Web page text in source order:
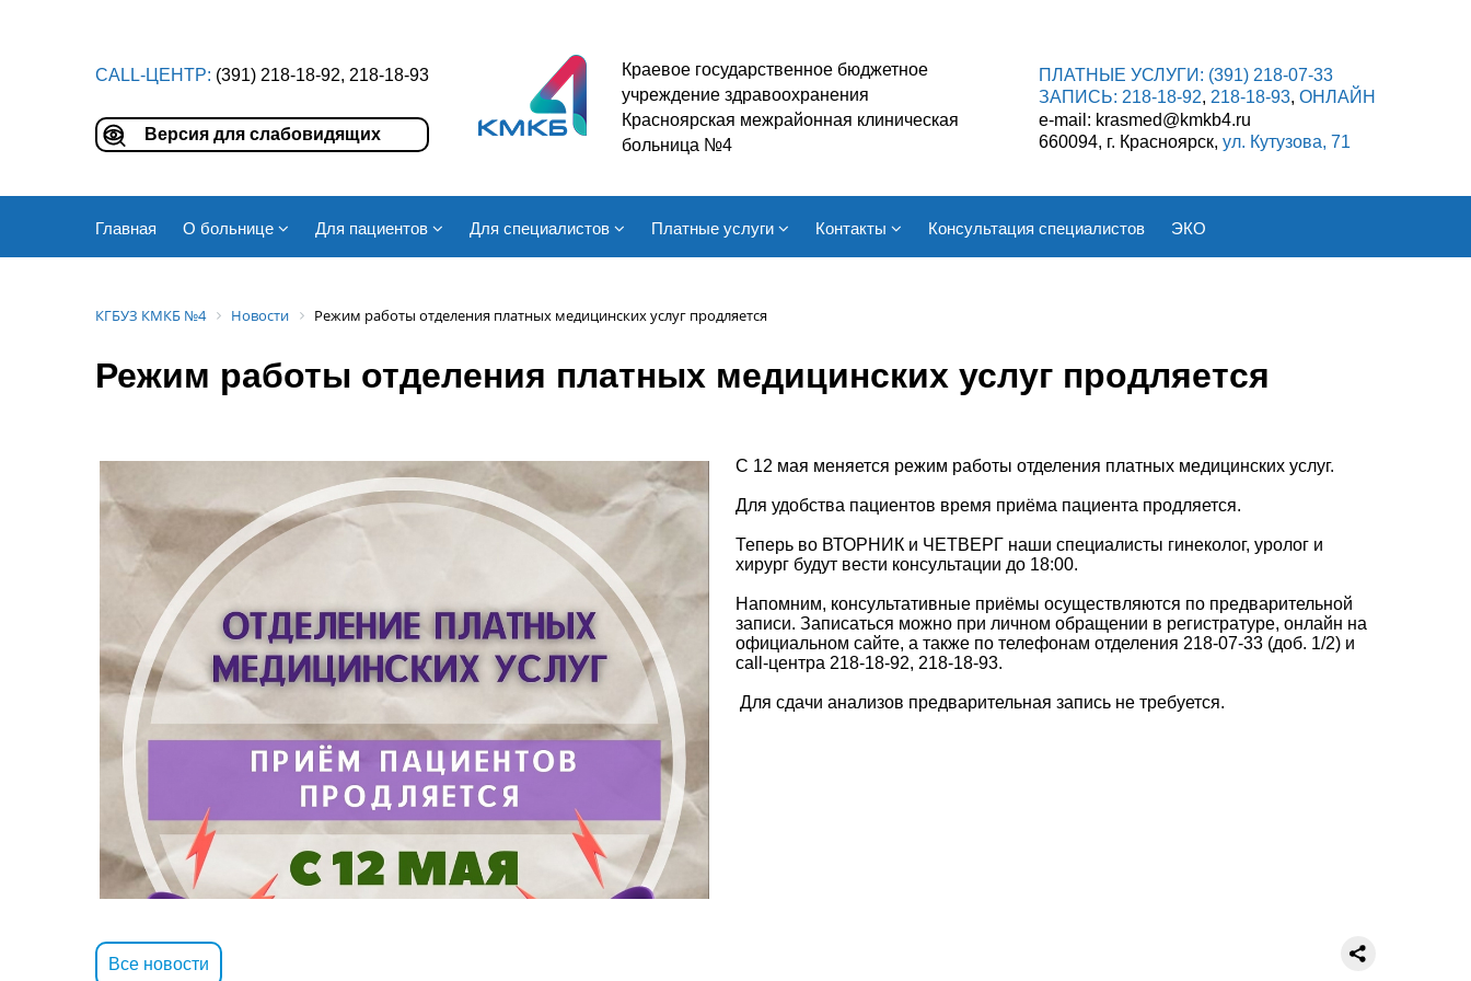
CALL-ЦЕНТР: (391) 218-18-92, 218-18-93
Версия для слабовидящих
Краевое государственное бюджетное
учреждение здравоохранения
Красноярская межрайонная клиническая
больница №4
ПЛАТНЫЕ УСЛУГИ: (391) 218-07-33
ЗАПИСЬ: 218-18-92, 218-18-93, ОНЛАЙН
e-mail: krasmed@kmkb4.ru
660094, г. Красноярск, ул. Кутузова, 71
Главная О больнице Для пациентов Для специалистов Платные услуги Контакты Консультация специалистов ЭКО
КГБУЗ КМКБ №4 Новости Режим работы отделения платных медицинских услуг продляется
Режим работы отделения платных медицинских услуг продляется
С 12 мая меняется режим работы отделения платных медицинских услуг.
Для удобства пациентов время приёма пациента продляется.
Теперь во ВТОРНИК и ЧЕТВЕРГ наши специалисты гинеколог, уролог и
хирург будут вести консультации до 18:00.
Напомним, консультативные приёмы осуществляются по предварительной
записи. Записаться можно при личном обращении в регистратуре, онлайн на
официальном сайте, а также по телефонам отделения 218-07-33 (доб. 1/2) и
call-центра 218-18-92, 218-18-93.
Для сдачи анализов предварительная запись не требуется.
Все новости